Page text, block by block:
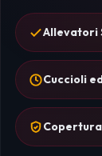
Allevatori
Cuccioli